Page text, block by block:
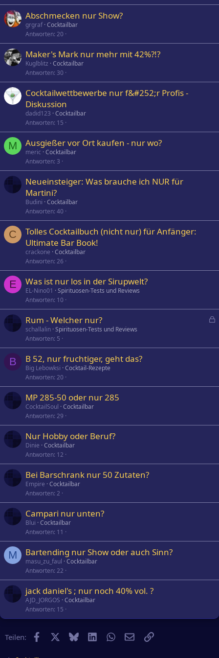
Abschmecken nur Show?
grgraf Cocktailbar
Antworten 20
Maker's Mark nur mehr mit 42%?!?
Kuglblitz Cocktailbar
Antworten 30
Cocktailwettbewerbe nur f&#252;r Profis -
Diskussion
dadid123 Cocktailbar
Antworten 15
M Ausgießer vor Ort kaufen - nur wo?
meric Cocktailbar
Antworten 3
Neueinsteiger: Was brauche ich NUR für
Martini?
Budini Cocktailbar
Antworten 40
C
Tolles Cocktailbuch (nicht nur) für Anfänger:
Ultimate Bar Book!
crackone Cocktailbar
Antworten 26
E Was ist nur los in der Sirupwelt?
EL-Nino01
Spirituosen-Tests und Reviews
Antworten 10
p
Rum - Welcher nur?
schallalin Spirituosen-Tests und Reviews
Antworten 5
B B 52, nur fruchtiger, geht das?
Big Lebowksi Cocktail-Rezepte
Antworten 20
MP 285-50 oder nur 285
CocktailSoul Cocktailbar
Antworten 29
Nur Hobby oder Beruf?
Dinie Cocktailbar
Antworten 12
Bei Barschrank nur 50 Zutaten?
Empire Cocktailbar
Antworten 2
Campari nur unten?
Blui Cocktailbar
Antworten 11
M Bartending nur Show oder auch Sinn?
masu_zu_faul Cocktailbar
Antworten 22
jack daniel's ; nur noch 40% vol. ?
AJD_JORGOS Cocktailbar
Antworten 15
Teilen: Facebook BlueskyLinkedInWhatsApp
E-MailLink